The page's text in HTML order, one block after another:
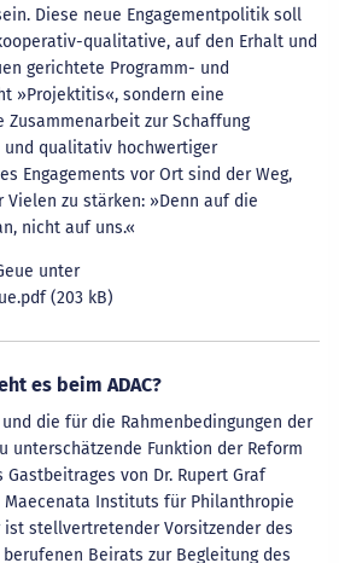
Diese neue Engagementpolitik soll
qualitative, auf den Erhalt und
gerichtete Programm- und
»Projektitis«, sondern eine
zur Schaffung
qualitativ hochwertiger
Engagements vor Ort sind der Weg,
Vielen zu stärken: »Denn auf die
nicht auf uns.«
unter
(203 kB)
es beim ADAC?
die für die Rahmenbedingungen der
unterschätzende Funktion der Reform
Gastbeitrages von Dr. Rupert Graf
Maecenata Instituts für Philanthropie
ist stellvertretender Vorsitzender des
berufenen Beirats zur Begleitung des